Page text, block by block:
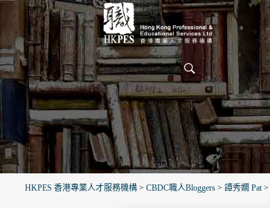
HKPES 香港專業人才服務機構 > CBDC職人Bloggers > 譚秀嫺 Pat>